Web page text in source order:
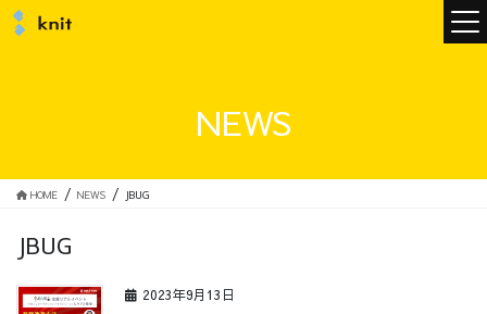
NEWS
HOME NEWS JBUG
JBUG
2023年9月13日